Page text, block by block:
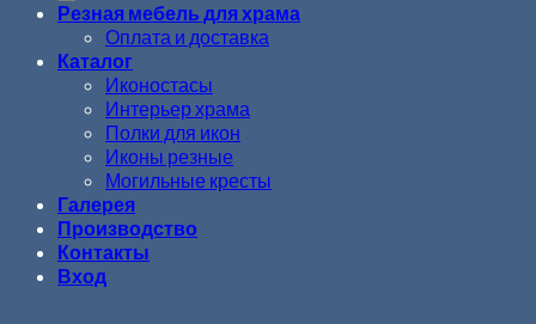
Резная мебель для храма
Оплата и доставка
Каталог
Иконостасы
Интерьер храма
Полки для икон
Иконы резные
Могильные кресты
Галерея
Производство
Контакты
Вход